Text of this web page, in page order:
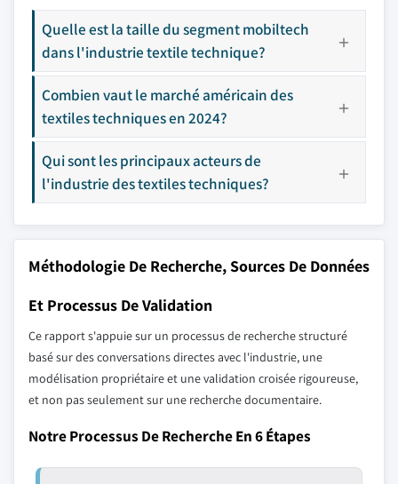
Quelle est la taille du segment mobiltech
dans l'industrie textile technique?
Combien vaut le marché américain des
textiles techniques en 2024?
Qui sont les principaux acteurs de
l'industrie des textiles techniques?
Méthodologie De Recherche, Sources De Données
Et Processus De Validation
Ce rapport s'appuie sur un processus de recherche structuré
basé sur des conversations directes avec l'industrie, une
modélisation propriétaire et une validation croisée rigoureuse,
et non pas seulement sur une recherche documentaire.
Notre Processus De Recherche En 6 Étapes